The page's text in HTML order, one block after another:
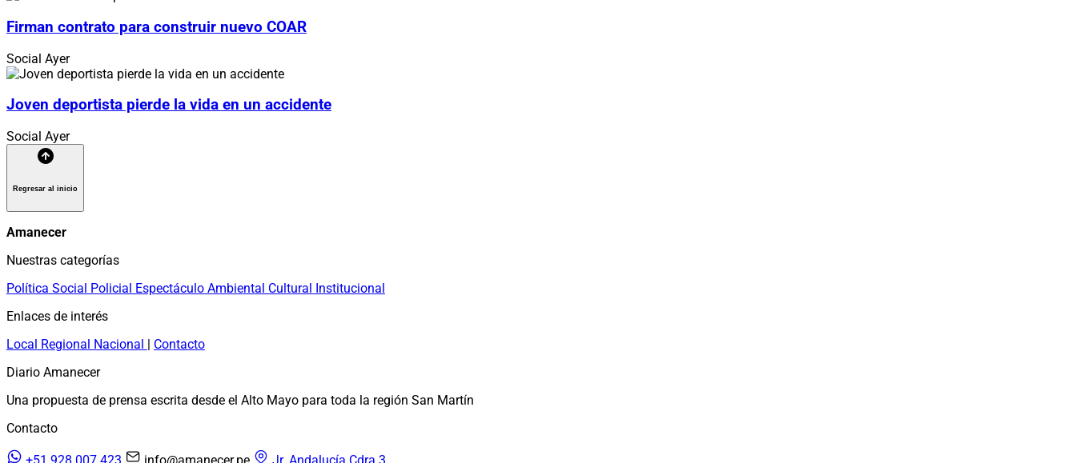
Firman contrato para construir nuevo COAR
Social Ayer
Joven deportista pierde la vida en un accidente
Social Ayer
Regresar al inicio
Amanecer
Nuestras categorías
Política Social Policial Espectáculo Ambiental Cultural Institucional
Enlaces de interés
Local Regional Nacional | Contacto
Diario Amanecer
Una propuesta de prensa escrita desde el Alto Mayo para toda la región San Martín
Contacto
+51 928 007 423 info@amanecer.pe Jr. Andalucía Cdra 3